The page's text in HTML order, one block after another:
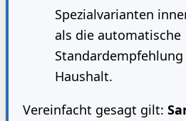
Spezialvarianten
als die automatische
Haushalt.
Vereinfacht gesagt gilt: